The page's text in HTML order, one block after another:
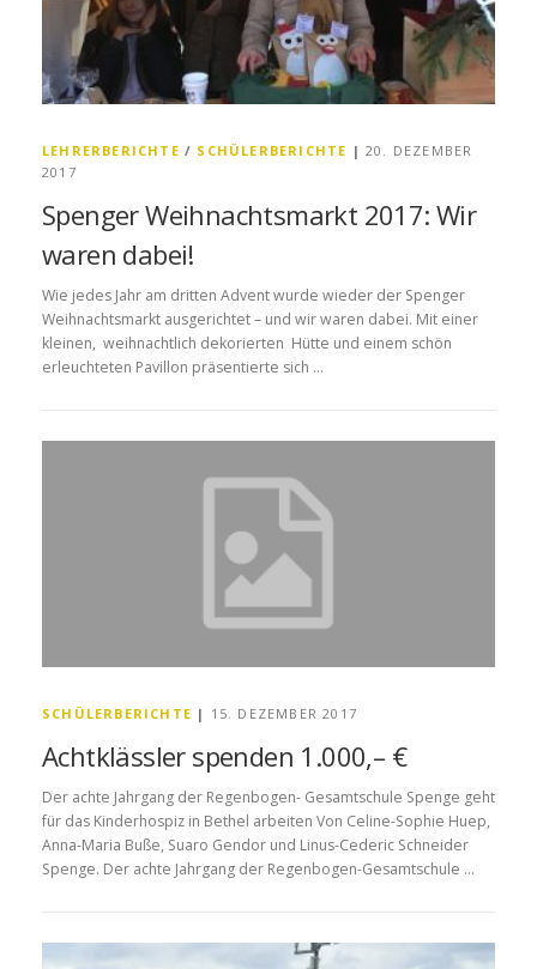
LEHRERBERICHTE / SCHÜLERBERICHTE |20. DEZEMBER
2017
Spenger Weihnachtsmarkt 2017: Wir
waren dabei!
Wie jedes Jahr am dritten Advent wurde wieder der Spenger
Weihnachtsmarkt ausgerichtet – und wir waren dabei. Mit einer
kleinen, weihnachtlich dekorierten Hütte und einem schön
erleuchteten Pavillon präsentierte sich …
SCHÜLERBERICHTE | 15. DEZEMBER 2017
Achtklässler spenden 1.000,– €
Der achte Jahrgang der Regenbogen- Gesamtschule Spenge geht
für das Kinderhospiz in Bethel arbeiten Von Celine-Sophie Huep,
Anna-Maria Buße, Suaro Gendor und Linus-Cederic Schneider
Spenge. Der achte Jahrgang der Regenbogen-Gesamtschule …